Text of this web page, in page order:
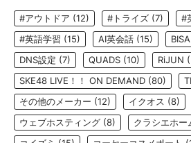
#アウトドア (12) #トライズ (7) #
#英語学習 (15) AI英会話 (15)
DNS設定 (7) QUADS (10) RiJUN
SKE48 LIVE！！ ON DEMAND (80)
その他のメーカー (12) イクオス (8)
ウェブホスティング (8) クラシエホー